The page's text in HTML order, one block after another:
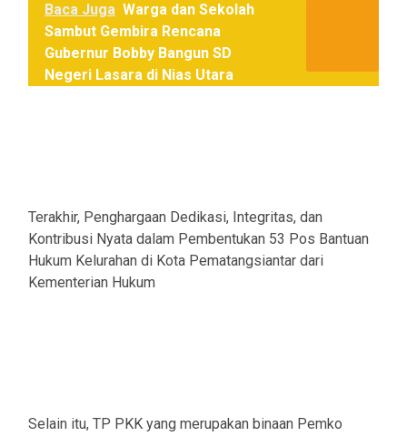
Baca Juga Warga dan Sekolah
Sambut Gembira Rencana
Gubernur Bobby Bangun SD
Negeri Lasara di Nias Utara
Terakhir, Penghargaan Dedikasi, Integritas, dan
Kontribusi Nyata dalam Pembentukan 53 Pos Bantuan
Hukum Kelurahan di Kota Pematangsiantar dari
Kementerian Hukum
Selain itu, TP PKK yang merupakan binaan Pemko